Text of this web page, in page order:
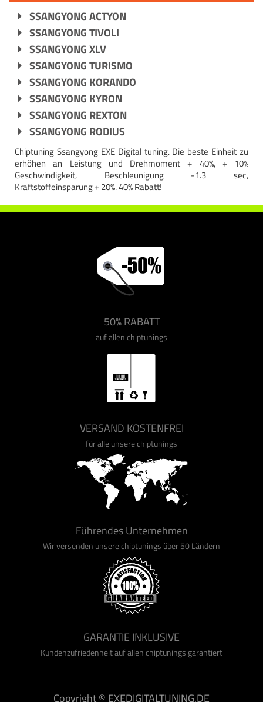
SSANGYONG ACTYON
SSANGYONG TIVOLI
SSANGYONG XLV
SSANGYONG TURISMO
SSANGYONG KORANDO
SSANGYONG KYRON
SSANGYONG REXTON
SSANGYONG RODIUS
Chiptuning Ssangyong EXE Digital tuning. Die beste Einheit zu
erhöhen an Leistung und Drehmoment + 40%, + 10%
Geschwindigkeit, Beschleunigung -1.3 sec,
Kraftstoffeinsparung + 20%. 40% Rabatt!
50% RABATT
auf allen chiptunings
VERSAND KOSTENFREI
für alle unsere chiptunings
Führendes Unternehmen
Wir versenden unsere chiptunings über 50 Ländern
GARANTIE INKLUSIVE
Kundenzufriedenheit auf allen chiptunings garantiert
Copyright © EXEDIGITALTUNING.DE